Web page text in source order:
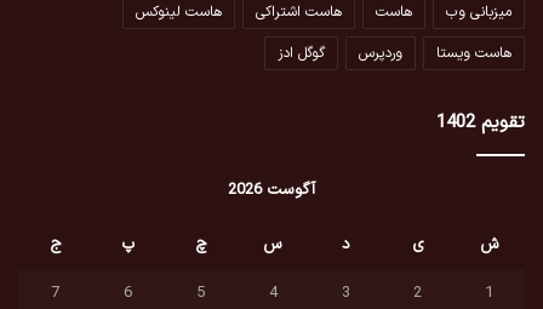
میزبانی وب
هاست هاست اشتراکی
هاست لینوکس
هاست ویستا
وردپرس گوگل ادز
تقویم 1402
آگوست 2026
ش ی د س چ پ
ج
1
2
3
4
5
6
7